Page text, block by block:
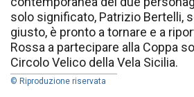
solo significato, Patrizio Bertelli,
giusto, è pronto a tornare e a
Rossa a partecipare alla Coppa
Circolo Velico della Vela Sicilia.
© Riproduzione riservata